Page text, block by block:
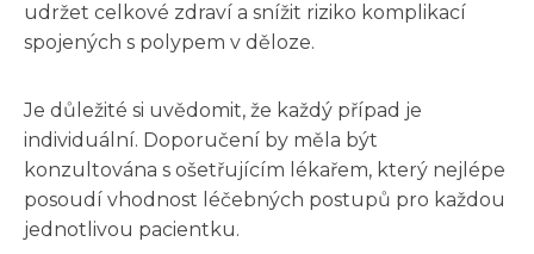
udržet celkové zdraví a snížit riziko komplikací
spojených s polypem v děloze.
Je důležité si uvědomit, že každý případ je
individuální. Doporučení by měla být
konzultována s ošetřujícím lékařem, který nejlépe
posoudí vhodnost léčebných postupů pro každou
jednotlivou pacientku.